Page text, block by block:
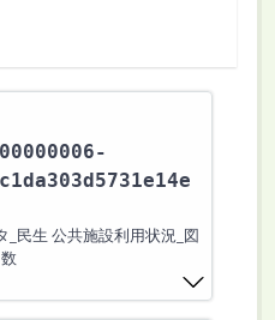
民生 公共施設利用状況_図